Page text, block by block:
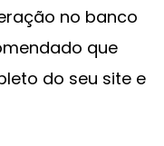
no banco
que
do seu site e